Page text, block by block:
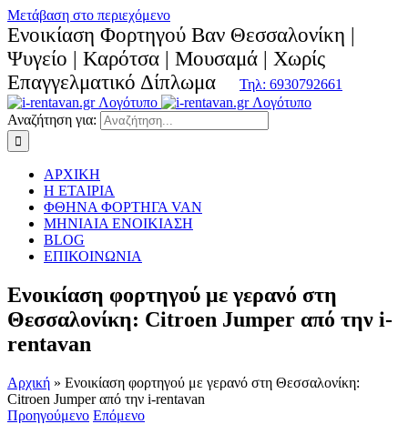
Μετάβαση στο περιεχόμενο
Ενοικίαση Φορτηγού Βαν Θεσσαλονίκη |
Ψυγείο | Καρότσα | Μουσαμά | Χωρίς
Επαγγελματικό Δίπλωμα
Τηλ: 6930792661
Αναζήτηση για:
ΑΡΧΙΚΗ
Η ΕΤΑΙΡΙΑ
ΦΘΗΝΑ ΦΟΡΤΗΓΑ VAN
ΜΗΝΙΑΙΑ ΕΝΟΙΚΙΑΣΗ
BLOG
ΕΠΙΚΟΙΝΩΝΙΑ
Ενοικίαση φορτηγού με γερανό στη
Θεσσαλονίκη: Citroen Jumper από την i-
rentavan
Αρχική » Ενοικίαση φορτηγού με γερανό στη Θεσσαλονίκη:
Citroen Jumper από την i-rentavan
Προηγούμενο Επόμενο